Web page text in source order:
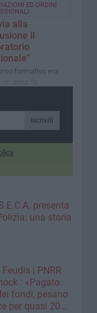
ED ORDINI
alla
il
formativo era
Iscriviti
presenta
una storia
| PNRR
: «Pagato
fondi, pesano
per quasi 20